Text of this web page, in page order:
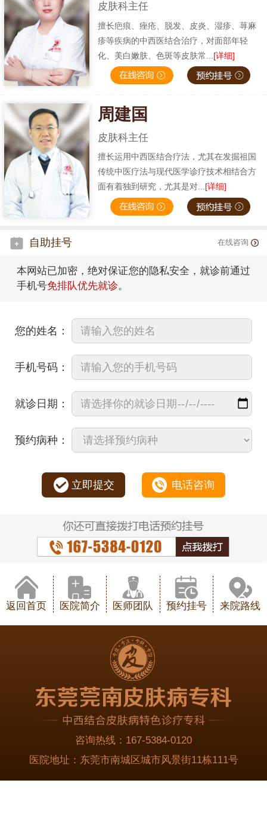
皮肤科主任
擅长疤痕、痤疮、脱发、皮炎、湿疹、荨麻
疹等疾病的中西医结合治疗，对面部年轻
化、美白嫩肤、色斑等皮肤常... [详细]
周建国
皮肤科主任
擅长运用中西医结合疗法，尤其在发掘祖国
传统中医疗法与现代医学诊疗技术相结合方
面有着独到研究，尤其是对...[详细]
自助挂号 在线咨询
本网站已加密，绝对保证您的隐私安全，就诊前通过
手机号免排队优先就诊。
您的姓名：
手机号码：
就诊日期：
预约病种：
立即提交 电话咨询
返回首页 医院简介 医师团队 预约挂号 来院路线
咨询热线： 167-5384-0120
医院地址： 东莞市南城区城市风景街11栋111号